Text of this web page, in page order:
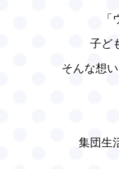
子ど
そんな想
集団生